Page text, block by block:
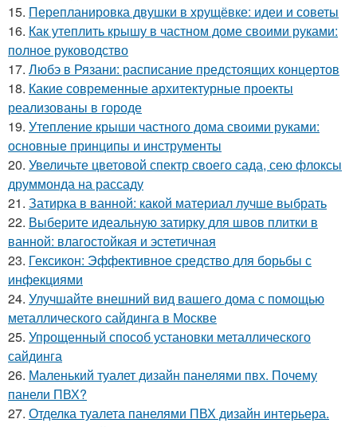
15. Перепланировка двушки в хрущёвке: идеи и советы
16. Как утеплить крышу в частном доме своими руками:
полное руководство
17. Любэ в Рязани: расписание предстоящих концертов
18. Какие современные архитектурные проекты
реализованы в городе
19. Утепление крыши частного дома своими руками:
основные принципы и инструменты
20. Увеличьте цветовой спектр своего сада, сею флоксы
друммонда на рассаду
21. Затирка в ванной: какой материал лучше выбрать
22. Выберите идеальную затирку для швов плитки в
ванной: влагостойкая и эстетичная
23. Гексикон: Эффективное средство для борьбы с
инфекциями
24. Улучшайте внешний вид вашего дома с помощью
металлического сайдинга в Москве
25. Упрощенный способ установки металлического
сайдинга
26. Маленький туалет дизайн панелями пвх. Почему
панели ПВХ?
27. Отделка туалета панелями ПВХ дизайн интерьера.